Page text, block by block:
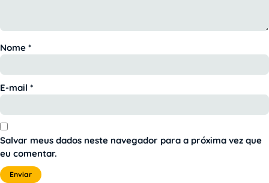
Nome *
E-mail *
Salvar meus dados neste navegador para a próxima vez que
eu comentar.